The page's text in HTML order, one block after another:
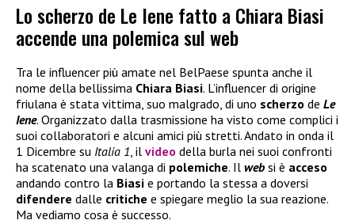
Lo scherzo de Le Iene fatto a Chiara Biasi
accende una polemica sul web
Tra le influencer più amate nel BelPaese spunta anche il
nome della bellissima Chiara Biasi. L’influencer di origine
friulana è stata vittima, suo malgrado, di uno scherzo de Le
Iene. Organizzato dalla trasmissione ha visto come complici i
suoi collaboratori e alcuni amici più stretti. Andato in onda il
1 Dicembre su Italia 1, il video della burla nei suoi confronti
ha scatenato una valanga di polemiche. Il web si è acceso
andando contro la Biasi e portando la stessa a doversi
difendere dalle critiche e spiegare meglio la sua reazione.
Ma vediamo cosa è successo.